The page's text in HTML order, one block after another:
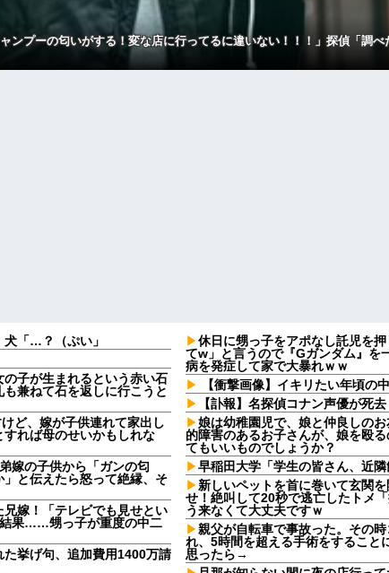
ャンプーの匂いがする！変な店に行ってるに違いない！！！」探偵「調
「…？（ぷい」
子が生まれるという赤い石
兼ねて石を返しに行こうと
ど、嫁が子供連れて家出し
れば母のせいかもしれな
嫁の子供から「ガンの匂
と伝えたら怒って絶縁、そ
嫁！「テレビでも見せとい
結果……甥っ子が重度の中二
挙げ句、追加費用1400万請
休日に甥っ子をアポなし託児を
てw」と言うので『Gガンダム』
病を発症して家で大暴れｗｗ
【衝撃画像】イキリたい年頃の
【訃報】名探偵コナン声優が死
娘は幼稚園児で、娘と仲良しの
的障害のあるお子さんが、娘を殴
てもいいものでしょうか？
早稲田大学「学生の皆さん、近
新しいペットを首に巻いて玄関
せ！絶叫して20秒で逃亡したトメ
う来なくて大丈夫ですｗ
親父が自転車で事故った。その
れ、5時間を超える手術をするこ
思ったら→